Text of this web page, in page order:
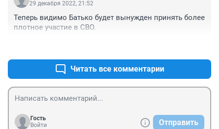
выгодном цвете это преподнести
29 декабря 2022, 21:52
Теперь видимо Батько будет вынужден принять более
плотное участие в СВО.
Читать все комментарии
Гость
Войти
Отправить